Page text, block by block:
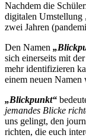
Nachdem die
digitalen Umstellung
zwei Jahren
Den Namen
sich einerseits mit
mehr identifizieren
einem neuen Namen
„Blickpunkt“
jemandes Blicke
uns gelingt, den
richten, die euch